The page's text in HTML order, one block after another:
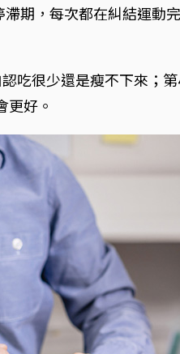
期，每次都在糾結運動
吃很少還是瘦不下來；
更好。